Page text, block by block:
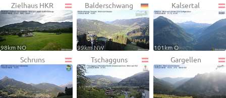
Zielhaus HKR
98km NO
Balderschwang
99km NW
Kalsertal
101km O
Schruns Tschagguns Gargellen